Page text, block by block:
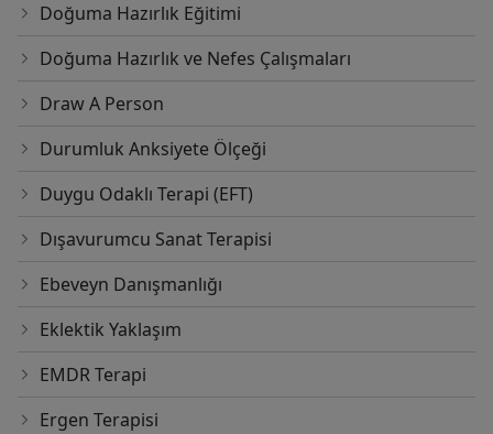
Doğuma Hazırlık Eğitimi
Doğuma Hazırlık ve Nefes Çalışmaları
Draw A Person
Durumluk Anksiyete Ölçeği
Duygu Odaklı Terapi (EFT)
Dışavurumcu Sanat Terapisi
Ebeveyn Danışmanlığı
Eklektik Yaklaşım
EMDR Terapi
Ergen Terapisi